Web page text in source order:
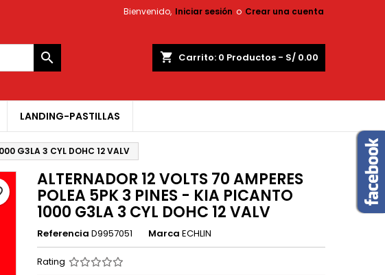
Bienvenido, Iniciar sesión o Crear una cuenta
shopping_cart Carrito: 0 Productos - S/ 0.00

LANDING-PASTILLAS
G3LA 3 CYL DOHC 12 VALV
ALTERNADOR 12 VOLTS 70 AMPERES
POLEA 5PK 3 PINES - KIA PICANTO
1000 G3LA 3 CYL DOHC 12 VALV
Referencia D9957051 Marca ECHLIN
Rating
lista de deseos
de deseos.
Iniciar sesión